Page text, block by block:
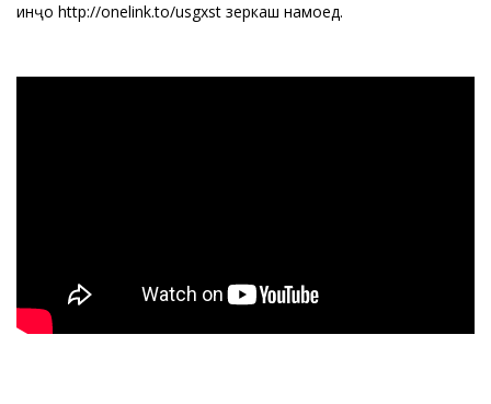
инҷо http://onelink.to/usgxst зеркашӣ намоед.